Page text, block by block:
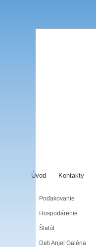
Úvod Kontakty
Poďakovanie
Hospodárenie
Štatút
Deti Anjel Galéria